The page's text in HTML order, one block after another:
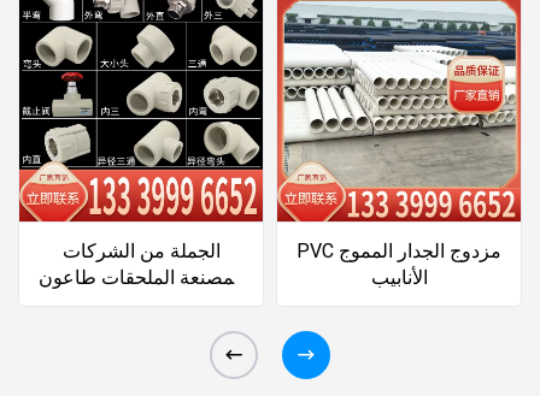
الجملة من الشركات
المصنعة الملحقات طاعون
المجترات الصغيرة ،
PVC مزدوج الجدار المموج
الأنابيب